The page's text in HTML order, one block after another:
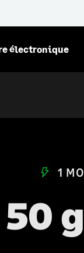
électronique
1
50